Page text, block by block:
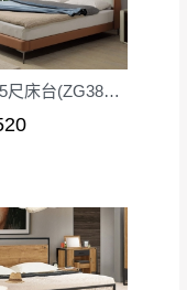
機當天到貨前皆會
貨，以免浪費你的
報等不可抗力情
本司得視狀況延後
至指定樓面。
司相關運送 》
聯絡當地請清潔隊
需由消費者自
消費者同意將
期非試用期)，
之商品則無享
款，交易恕不
格蘭傑5尺床台(ZG38)(橘/米白皮)